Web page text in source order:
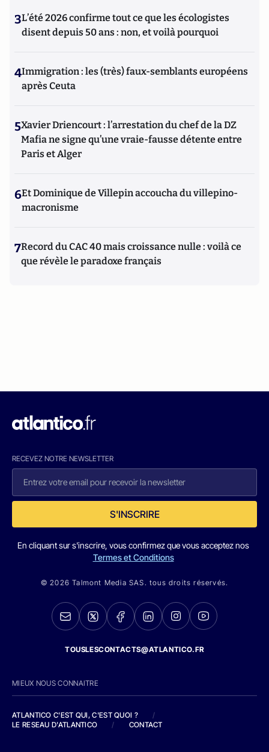
3L’été 2026 confirme tout ce que les écologistes
disent depuis 50 ans : non, et voilà pourquoi
4Immigration : les (très) faux-semblants européens
après Ceuta
5Xavier Driencourt : l’arrestation du chef de la DZ
Mafia ne signe qu’une vraie-fausse détente entre
Paris et Alger
6Et Dominique de Villepin accoucha du villepino-
macronisme
7Record du CAC 40 mais croissance nulle : voilà ce
que révèle le paradoxe français
RECEVEZ NOTRE NEWSLETTER
S'INSCRIRE
En cliquant sur s'inscrire, vous confirmez que vous acceptez nos
Termes et Conditions
© 2026 Talmont Media SAS. tous droits réservés.
TOUSLESCONTACTS@ATLANTICO.FR
MIEUX NOUS CONNAITRE
ATLANTICO C'EST QUI, C'EST QUOI ?
/
LE RESEAU D'ATLANTICO
/ CONTACT